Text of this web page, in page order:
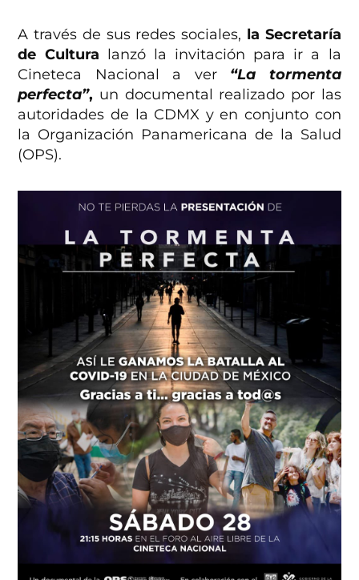
A través de sus redes sociales, la Secretaría
de Cultura lanzó la invitación para ir a la
Cineteca Nacional a ver “La tormenta
perfecta”, un documental realizado por las
autoridades de la CDMX y en conjunto con
la Organización Panamericana de la Salud
(OPS).